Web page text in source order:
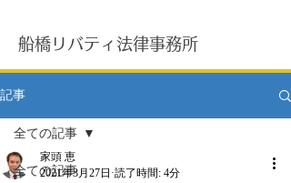
船橋リバティ法律事務所
記事
全ての記事
全ての記事
家頭 恵
2021年3月27日 読了時間: 4分